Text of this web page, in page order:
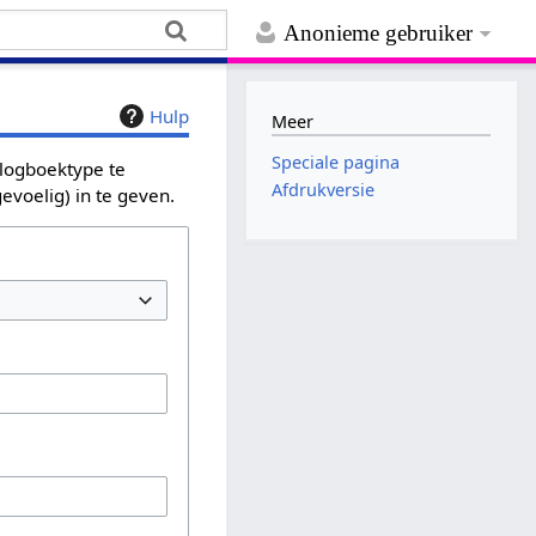
Anonieme gebruiker
Hulp
te
in te geven.
Meer
Speciale pagina
Afdrukversie